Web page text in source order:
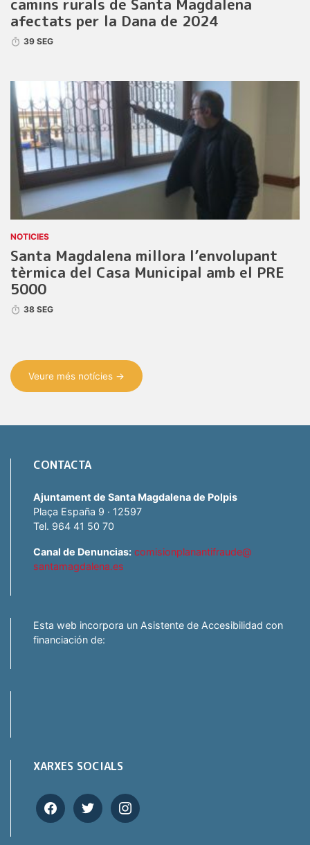
camins rurals de Santa Magdalena
afectats per la Dana de 2024
39 SEG
NOTICIES
Santa Magdalena millora l’envolupant
tèrmica del Casa Municipal amb el PRE
5000
38 SEG
Veure més notícies →
CONTACTA
Ajuntament de Santa Magdalena de Polpis
Plaça España 9 · 12597
Tel. 964 41 50 70
Canal de Denuncias: comisionplanantifraude@
santamagdalena.es
Esta web incorpora un Asistente de Accesibilidad con
financiación de:
XARXES SOCIALS
facebooktwitter instagram